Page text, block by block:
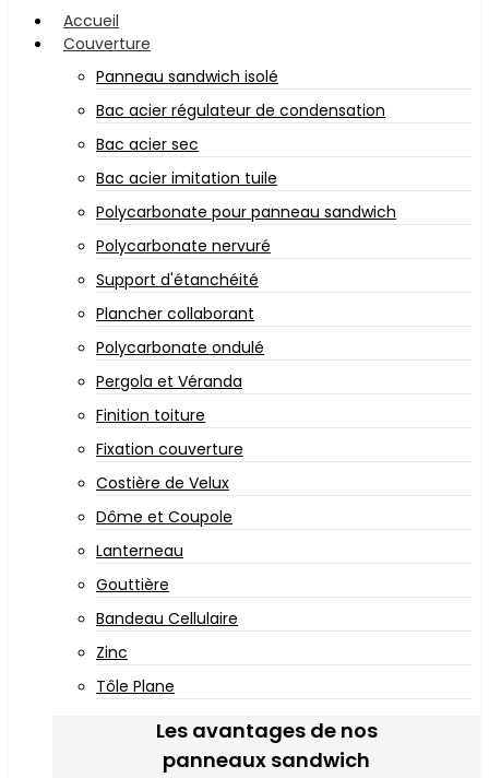
Accueil
Couverture
Panneau sandwich isolé
Bac acier régulateur de condensation
Bac acier sec
Bac acier imitation tuile
Polycarbonate pour panneau sandwich
Polycarbonate nervuré
Support d'étanchéité
Plancher collaborant
Polycarbonate ondulé
Pergola et Véranda
Finition toiture
Fixation couverture
Costière de Velux
Dôme et Coupole
Lanterneau
Gouttière
Bandeau Cellulaire
Zinc
Tôle Plane
Les avantages de nos
panneaux sandwich